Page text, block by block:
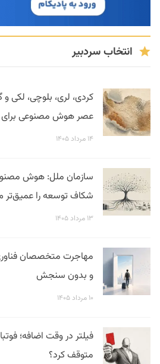
انتخاب سردبیر
کردی، لری، بلوچی، لکی و
عصر هوش مصنوعی برای
۱۴ مرداد ۱۴۰۵
سازمان ملل: هوش
شکاف توسعه را عمیق‌تر
۱۳ مرداد ۱۴۰۵
مهاجرت متخصصان
و بدون سنجش
۱۰ مرداد ۱۴۰۵
متوقف کرد؟